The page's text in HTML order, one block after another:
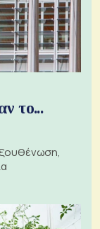
το...